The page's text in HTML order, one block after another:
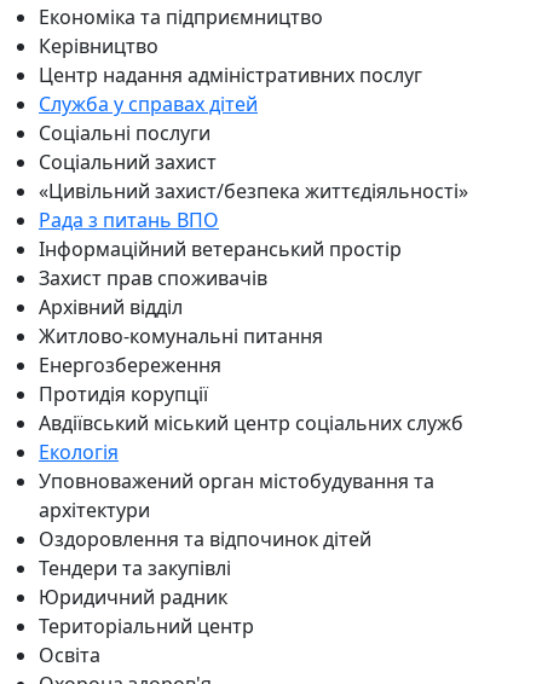
Економіка та підприємництво
Керівництво
Центр надання адміністративних послуг
Служба у справах дітей
Соціальні послуги
Соціальний захист
«Цивільний захист/безпека життєдіяльності»
Рада з питань ВПО
Інформаційний ветеранський простір
Захист прав споживачів
Архівний відділ
Житлово-комунальні питання
Енергозбереження
Протидія корупції
Авдіївський міський центр соціальних служб
Екологія
Уповноважений орган містобудування та
архітектури
Оздоровлення та відпочинок дітей
Тендери та закупівлі
Юридичний радник
Територіальний центр
Освіта